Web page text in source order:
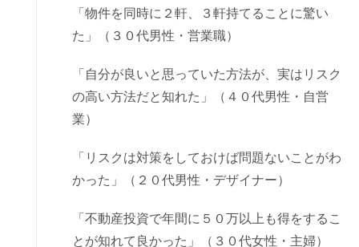
「物件を同時に２軒、３軒持てることに驚い
た」（３０代男性・営業職）
「自分が良いと思っていた方法が、実はリスク
の高い方法だと知れた」（４０代男性・自営
業）
「リスクは対策をしておけば問題ないことがわ
かった」（２０代男性・デザイナー）
「不動産投資で年間に５０万以上も得をするこ
とが知れて良かった」（３０代女性・主婦）